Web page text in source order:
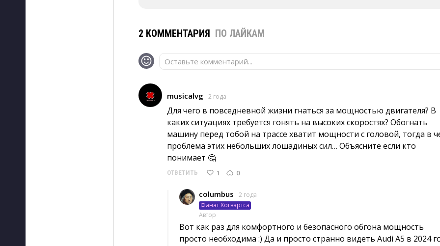
2 КОММЕНТАРИЯ ПО ЛАЙКАМ
Оставьте комментарий...
musicalvg 2 года
Для чего в повседневной жизни гнаться за мощностью двигателя? В
каких ситуациях требуется гонять на высоких скоростях? Обогнать
машину перед тобой на трассе хватит мощности с головой, тогда в
проблема этих небольших лошадиных сил… Объясните если кто
понимает 🤔
ОТВЕТИТЬ 1 0
columbus
2 года
Фанат Хогвартса
Автор
Вот как раз для комфортного и безопасного обгона мощность
просто необходима :) Да и просто странно видеть Audi A5 в 2024